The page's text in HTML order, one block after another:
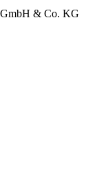
& Co. KG